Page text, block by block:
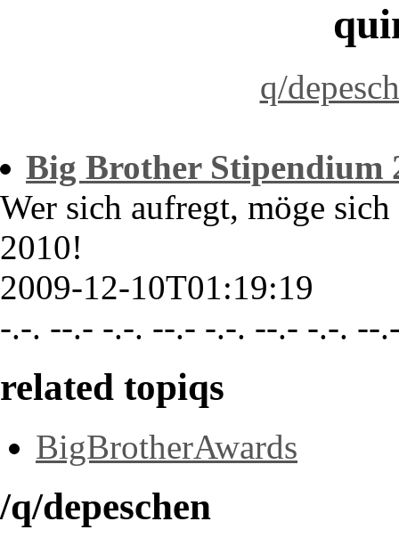
q/
Big Brother Stipendium
Wer sich aufregt, möge
2010!
2009-12-10T01:19:19
-.-. --.- -.-. --.- -.-. --.- -.-. --
related topiqs
BigBrotherAwards
/q/depeschen